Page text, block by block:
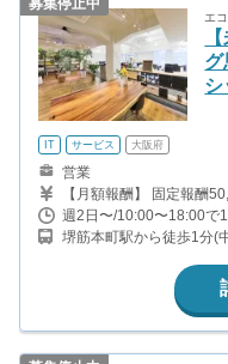
エ
グ
シ
IT サービス 大阪府
営業
【月額報酬】 固定報酬
給換算で「1,110円～2,000円
支給】 10,000円／月（
定期報告業務があります。
週2日〜/10:00〜18:00で
堺筋本町駅から徒歩1分(
谷町四丁目駅から徒歩12